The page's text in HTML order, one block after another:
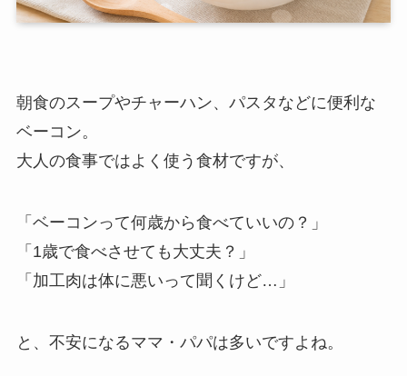
朝食のスープやチャーハン、パスタなどに便利な
ベーコン。
大人の食事ではよく使う食材ですが、
「ベーコンって何歳から食べていいの？」
「1歳で食べさせても大丈夫？」
「加工肉は体に悪いって聞くけど…」
と、不安になるママ・パパは多いですよね。